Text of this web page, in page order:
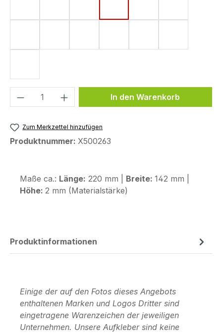
Produkt Anzahl: Gib denIn den Warenkorb
Zum Merkzettel hinzufügen
Produktnummer: X500263
Maße ca.: Länge: 220 mm | Breite: 142 mm |
Höhe: 2 mm (Materialstärke)
Produktinformationen
Einige der auf den Fotos dieses Angebots
enthaltenen Marken und Logos Dritter sind
eingetragene Warenzeichen der jeweiligen
Unternehmen. Unsere Aufkleber sind keine